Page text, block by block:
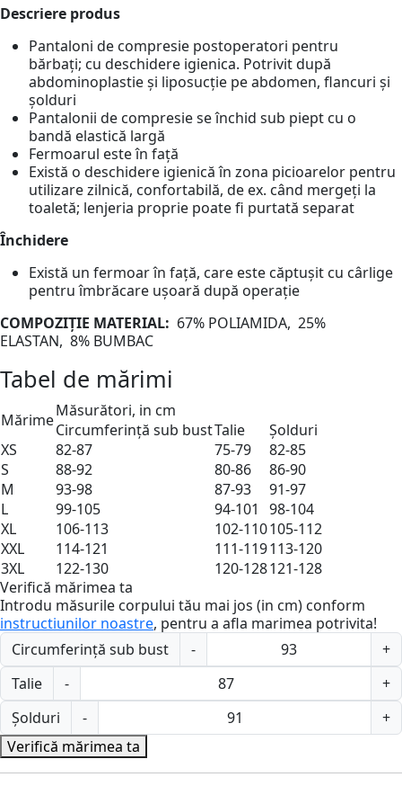
Descriere produs
Pantaloni de compresie postoperatori pentru
bărbați; cu deschidere igienica. Potrivit după
abdominoplastie și liposucție pe abdomen, flancuri și
șolduri
Pantalonii de compresie se închid sub piept cu o
bandă elastică largă
Fermoarul este în față
Există o deschidere igienică în zona picioarelor pentru
utilizare zilnică, confortabilă, de ex. când mergeți la
toaletă; lenjeria proprie poate fi purtată separat
Închidere
Există un fermoar în față, care este căptușit cu cârlige
pentru îmbrăcare ușoară după operație
COMPOZIȚIE MATERIAL: 67% POLIAMIDA, 25%
ELASTAN, 8% BUMBAC
Tabel de mărimi
MărimeMăsurători, in cm
Circumferință sub bustTalie
Șolduri
XS
82-87 75-79
82-85
S
88-92 80-86
86-90
M
93-98 87-93
91-97
L
99-105 94-101
98-104
XL
106-113 102-110105-112
XXL
114-121 111-119113-120
3XL
122-130 120-128121-128
Verifică mărimea ta
Introdu măsurile corpului tău mai jos (in cm) conform
instructiunilor noastre, pentru a afla marimea potrivita!
Circumferință sub bust
-
+
Talie
-
+
Șolduri
-
+
Verifică mărimea ta